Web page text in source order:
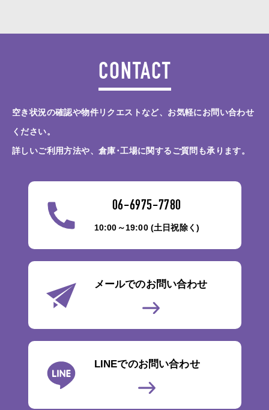
CONTACT
空き状況の確認や物件リクエストなど、お気軽にお問い合わせ
ください。
詳しいご利用方法や、倉庫･工場に関するご質問も承ります。
06-6975-7780
10:00～19:00 (土日祝除く)
メールでのお問い合わせ
LINEでのお問い合わせ